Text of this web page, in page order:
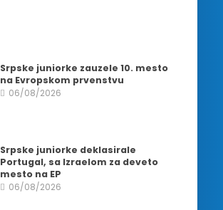
Srpske juniorke zauzele 10. mesto
na Evropskom prvenstvu
06/08/2026
Srpske juniorke deklasirale
Portugal, sa Izraelom za deveto
mesto na EP
06/08/2026